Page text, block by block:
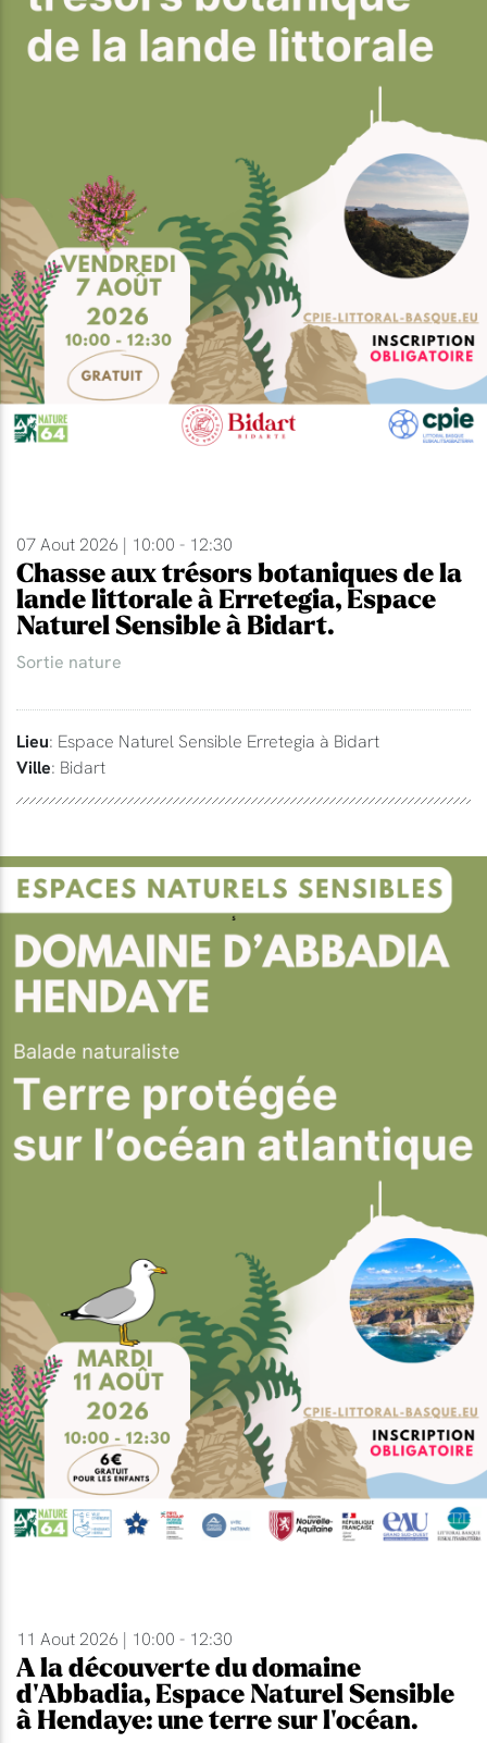
07 Aout 2026 | 10:00 - 12:30
Chasse aux trésors botaniques de la
lande littorale à Erretegia, Espace
Naturel Sensible à Bidart.
Sortie nature
Lieu: Espace Naturel Sensible Erretegia à Bidart
Ville: Bidart
11 Aout 2026 | 10:00 - 12:30
A la découverte du domaine
d'Abbadia, Espace Naturel Sensible
à Hendaye: une terre sur l'océan.